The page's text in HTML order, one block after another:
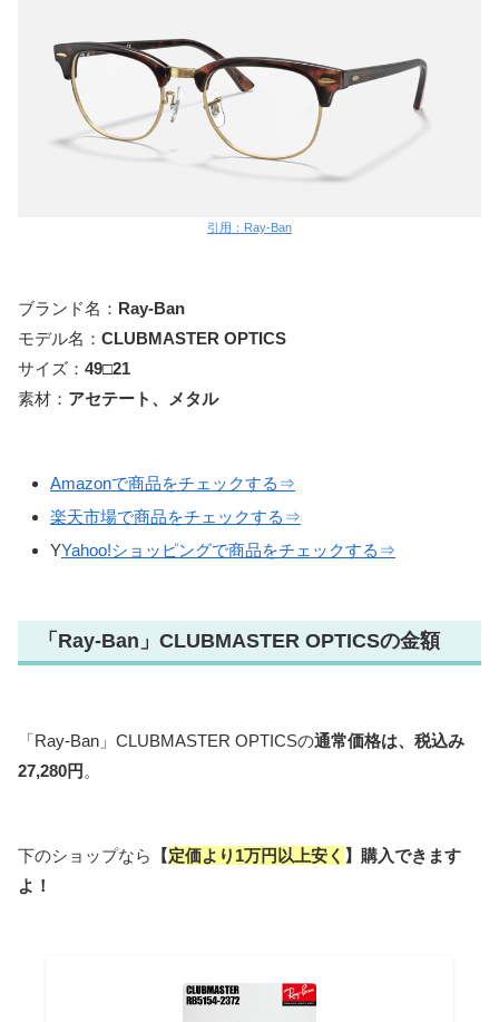
引用：Ray-Ban
ブランド名： Ray-Ban
モデル名： CLUBMASTER OPTICS
サイズ： 49□21
素材： アセテート、メタル
Amazonで商品をチェックする⇒
楽天市場で商品をチェックする⇒
YYahoo!ショッピングで商品をチェックする⇒
「Ray-Ban」CLUBMASTER OPTICSの金額
「Ray-Ban」CLUBMASTER OPTICSの通常価格は、税込み
27,280円 。
下のショップなら 【定価より1万円以上安く 】購入できます
よ！